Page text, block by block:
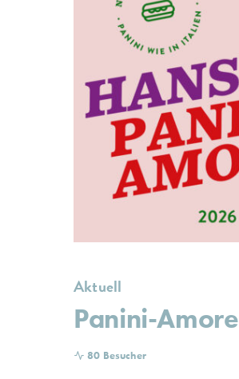
Aktuell
Panini-Amore
80 Besucher